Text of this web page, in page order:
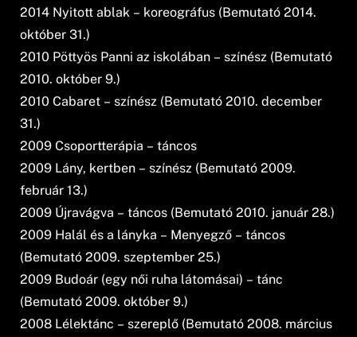
2014 Nyitott ablak – koreográfus (Bemutató 2014.
október 31.)
2010 Pöttyös Panni az iskolában – színész (Bemutató
2010. október 9.)
2010 Cabaret – színész (Bemutató 2010. december
31.)
2009 Csoportterápia – táncos
2009 Lány, kertben – színész (Bemutató 2009.
február 13.)
2009 Újravágva – táncos (Bemutató 2010. január 28.)
2009 Halál és a lányka – Menyegző – táncos
(Bemutató 2009. szeptember 25.)
2009 Budoár (egy női ruha látomásai) – tánc
(Bemutató 2009. október 9.)
2008 Lélektánc – szereplő (Bemutató 2008. március